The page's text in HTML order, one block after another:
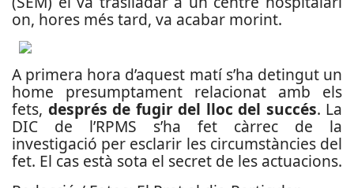
on, hores més tard, va acabar morint.
A primera hora d’aquest matí s’ha detingut un
home presumptament relacionat amb els
fets, després de fugir del lloc del succés. La
DIC de l’RPMS s’ha fet càrrec de la
investigació per esclarir les circumstàncies del
fet. El cas està sota el secret de les actuacions.